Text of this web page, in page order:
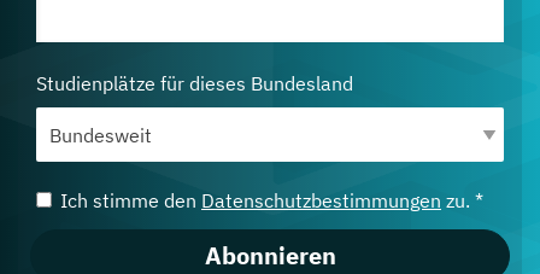
Studienplätze für dieses Bundesland
Ich stimme den Datenschutzbestimmungen zu. *
Abonnieren